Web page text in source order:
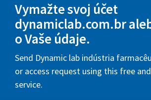
Vymažte svoj účet
dynamiclab.com.br
o Vaše údaje.
Send Dynamic lab indústria
or access request using this free
service.